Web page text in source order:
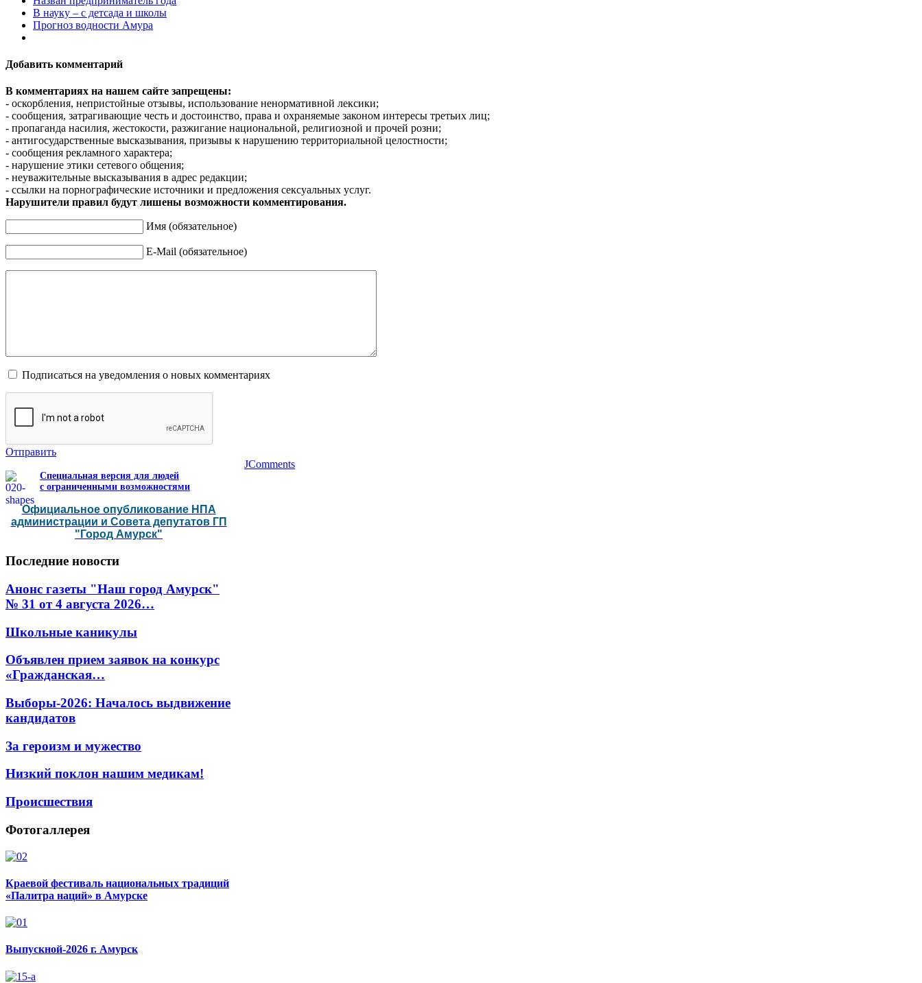
В науку – с детсада и школы
Прогноз водности Амура
Добавить комментарий
В комментариях на нашем сайте запрещены:
- оскорбления, непристойные отзывы, использование ненормативной лексики;
- сообщения, затрагивающие честь и достоинство, права и охраняемые законом интересы третьих лиц;
- пропаганда насилия, жестокости, разжигание национальной, религиозной и прочей розни;
- антигосударственные высказывания, призывы к нарушению территориальной целостности;
- сообщения рекламного характера;
- нарушение этики сетевого общения;
- неуважительные высказывания в адрес редакции;
- ссылки на порнографические источники и предложения сексуальных услуг.
Нарушители правил будут лишены возможности комментирования.
Имя (обязательное)
E-Mail (обязательное)
Подписаться на уведомления о новых комментариях
Отправить
JComments
Специальная версия для людей
с ограниченными возможностями
Официальное опубликование НПА
администрации и Совета депутатов ГП
"Город Амурск"
Последние новости
Анонс газеты "Наш город Амурск"
№ 31 от 4 августа 2026…
Школьные каникулы
Объявлен прием заявок на конкурс
«Гражданская…
Выборы-2026: Началось выдвижение
кандидатов
За героизм и мужество
Низкий поклон нашим медикам!
Происшествия
Фотогаллерея
Краевой фестиваль национальных традиций
«Палитра наций» в Амурске
Выпускной-2026 г. Амурск